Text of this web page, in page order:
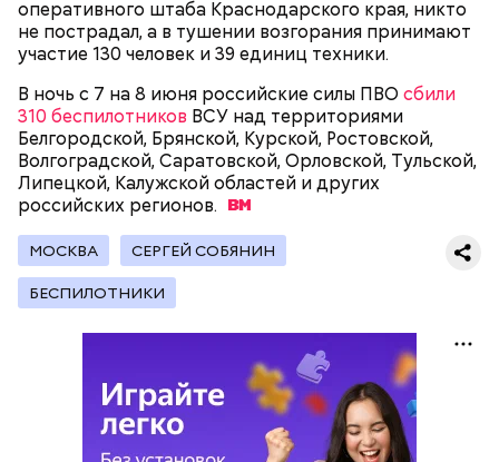
оперативного штаба Краснодарского края, никто
не пострадал, а в тушении возгорания принимают
участие 130 человек и 39 единиц техники.
В ночь с 7 на 8 июня российские силы ПВО сбили
310 беспилотников ВСУ над территориями
Белгородской, Брянской, Курской, Ростовской,
Волгоградской, Саратовской, Орловской, Тульской,
Липецкой, Калужской областей и других
российских регионов.
МОСКВА СЕРГЕЙ СОБЯНИН
БЕСПИЛОТНИКИ